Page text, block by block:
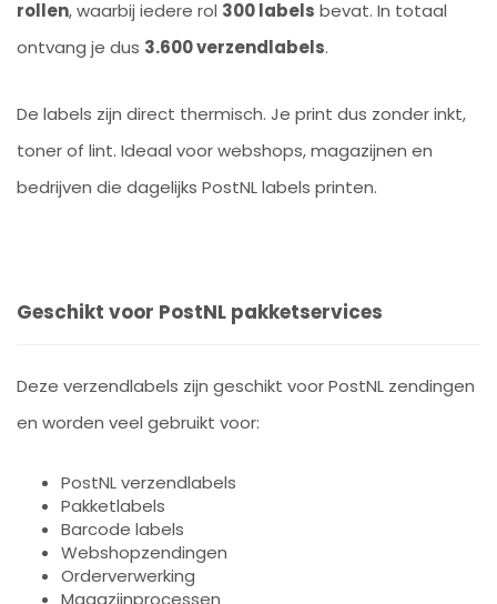
rollen, waarbij iedere rol 300 labels bevat. In totaal
ontvang je dus 3.600 verzendlabels.
De labels zijn direct thermisch. Je print dus zonder inkt,
toner of lint. Ideaal voor webshops, magazijnen en
bedrijven die dagelijks PostNL labels printen.
Geschikt voor PostNL pakketservices
Deze verzendlabels zijn geschikt voor PostNL zendingen
en worden veel gebruikt voor:
PostNL verzendlabels
Pakketlabels
Barcode labels
Webshopzendingen
Orderverwerking
Magazijnprocessen